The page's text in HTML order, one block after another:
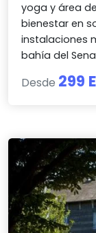
yoga y área
bienestar en
instalaciones
bahía del
Desde 299